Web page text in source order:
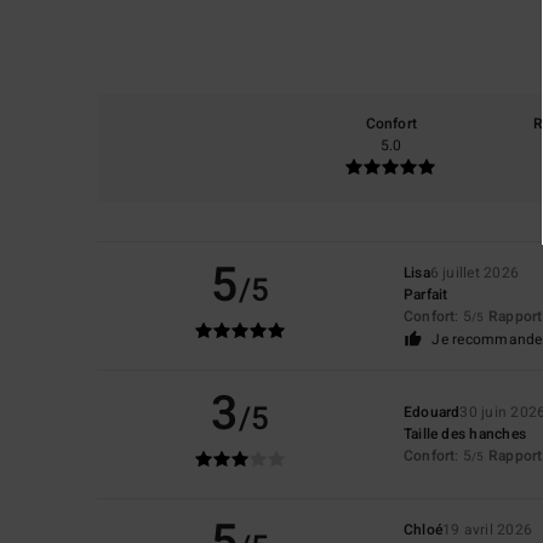
Confort
5.0
5/5 Lisa6 juillet 2026
Parfait
Confort: 5/5
Je
3/5 Edouard30 juin 2026
Taille des hanches
Confort: 5/5
Chloé19 avril 2026